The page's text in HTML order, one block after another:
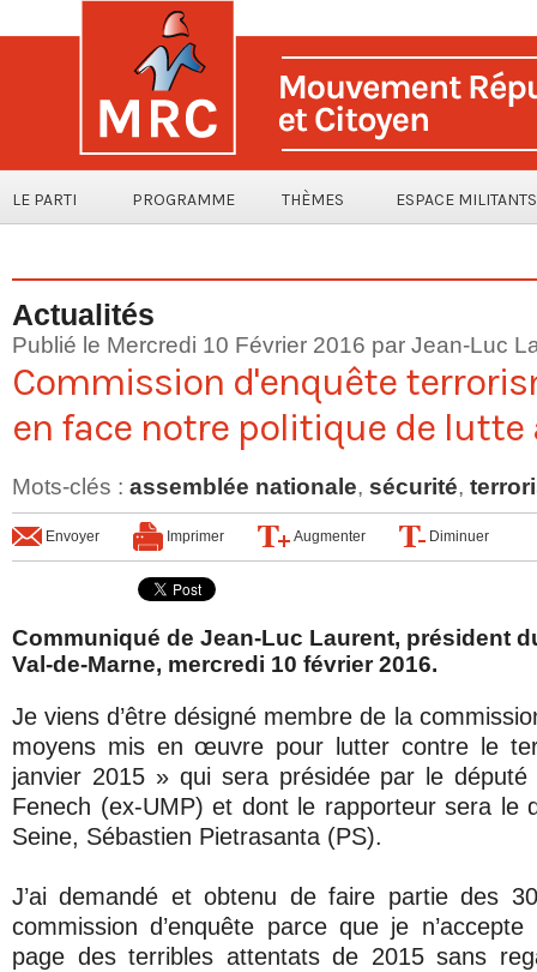
LE PARTI PROGRAMME THÈMES ESPACE MILITANTS
Actualités
Publié le Mercredi 10 Février 2016 par Jean-Luc
Commission d'enquête
en face notre politique de
Mots-clés : assemblée nationale, sécurité,
Envoyer Imprimer Augmenter Diminuer
Communiqué de Jean-Luc Laurent, président
Val-de-Marne, mercredi 10 février 2016.
Je viens d’être désigné membre de la
moyens mis en œuvre pour lutter contre le
janvier 2015 » qui sera présidée par le
Fenech (ex-UMP) et dont le rapporteur sera le
Seine, Sébastien Pietrasanta (PS).
J’ai demandé et obtenu de faire partie des
commission d’enquête parce que je
page des terribles attentats de 2015 sans